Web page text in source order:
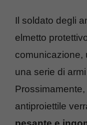
Il soldato degli
elmetto
comunicazione,
una serie di
antiproiettile